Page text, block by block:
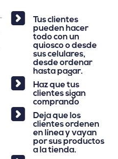
Tus clientes
pueden hacer
todo con un
quiosco o desde
sus celulares,
desde ordenar
hasta pagar.
Haz que tus
clientes sigan
comprando
Deja que los
clientes ordenen
en línea y vayan
por sus productos
a la tienda.